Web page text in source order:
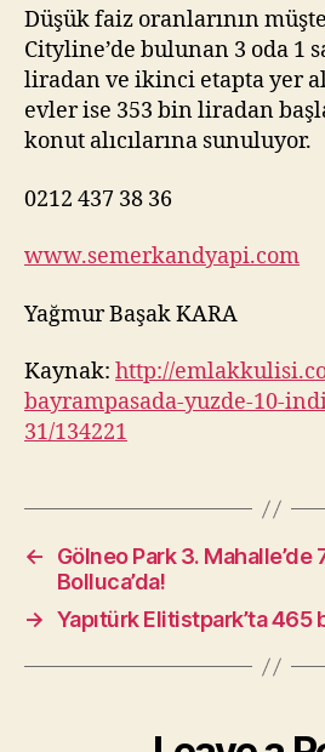
Düşük faiz oranlarının
Cityline’de bulunan 3 oda 1
liradan ve ikinci etapta yer
evler ise 353 bin liradan
konut alıcılarına sunuluyor.
0212 437 38 36
www.semerkandyapi.com
Yağmur Başak KARA
Kaynak: http://
bayrampasada-yuzde-10-
31/134221
←
Gölneo Park 3. Mahalle’de
Bolluca’da!
→ Yapıtürk Elitistpark’ta 465